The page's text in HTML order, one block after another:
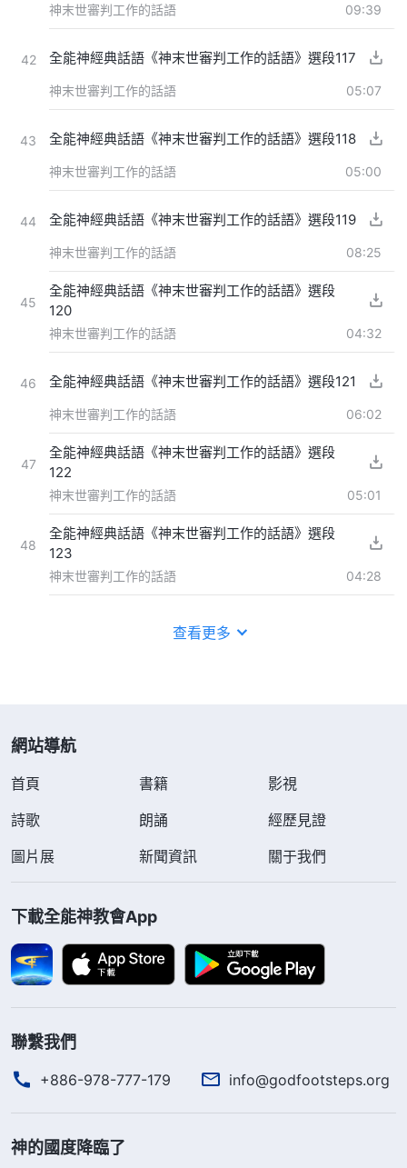
神末世審判工作的話語 09:39
42 全能神經典話語《神末世審判工作的話語》選段117
神末世審判工作的話語 05:07
43 全能神經典話語《神末世審判工作的話語》選段118
神末世審判工作的話語 05:00
44 全能神經典話語《神末世審判工作的話語》選段119
神末世審判工作的話語 08:25
45
全能神經典話語《神末世審判工作的話語》選段
120
神末世審判工作的話語 04:32
46 全能神經典話語《神末世審判工作的話語》選段121
神末世審判工作的話語 06:02
47
全能神經典話語《神末世審判工作的話語》選段
122
神末世審判工作的話語 05:01
48
全能神經典話語《神末世審判工作的話語》選段
123
神末世審判工作的話語 04:28
查看更多
網站導航
首頁 書籍
影視
詩歌
朗誦
經歷見證
圖片展
新聞資訊 關于我們
下載全能神教會App
聯繫我們
+886-978-777-179 info@godfootsteps.org
神的國度降臨了